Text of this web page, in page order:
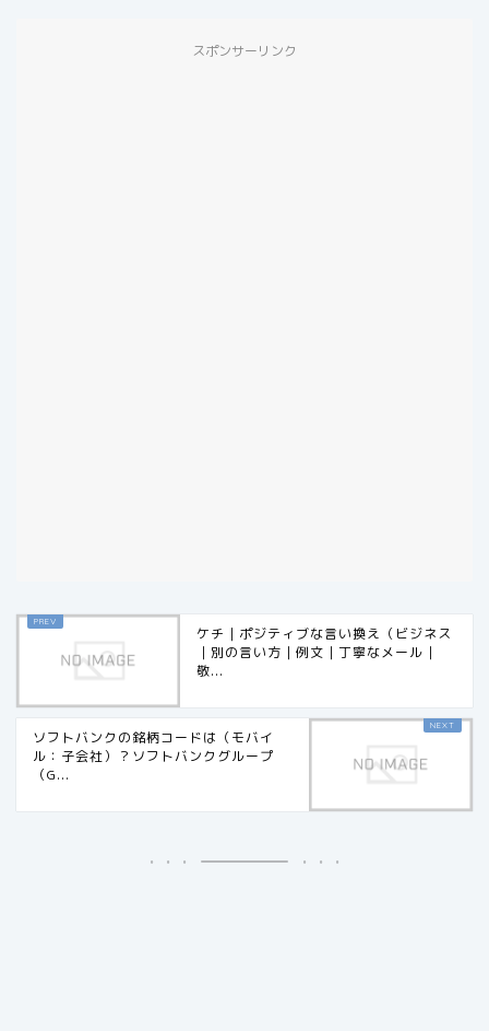
スポンサーリンク
ケチ｜ポジティブな言い換え（ビジネス
｜別の言い方｜例文｜丁寧なメール｜
敬...
ソフトバンクの銘柄コードは（モバイ
ル：子会社）？ソフトバンクグループ
（G...